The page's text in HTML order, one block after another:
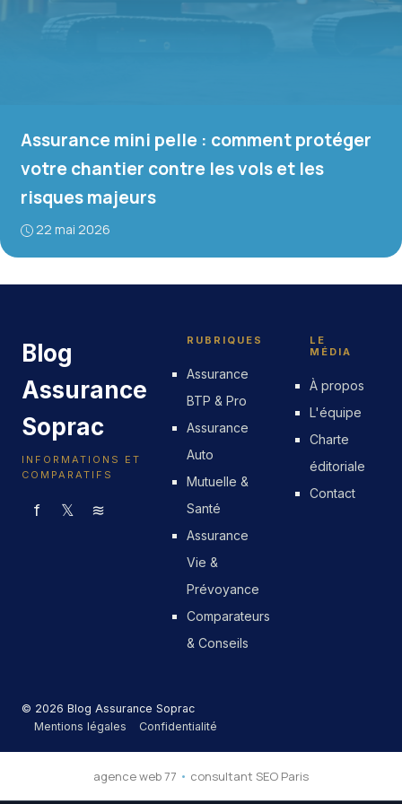
Assurance mini pelle : comment protéger
votre chantier contre les vols et les
risques majeurs
22 mai 2026
Blog
Assurance
Soprac
INFORMATIONS ET
COMPARATIFS
f 𝕏 ≋
RUBRIQUES
Assurance
BTP & Pro
Assurance
Auto
Mutuelle &
Santé
Assurance
Vie &
Prévoyance
Comparateurs
& Conseils
LE
MÉDIA
À propos
L'équipe
Charte
éditoriale
Contact
© 2026 Blog Assurance Soprac
Mentions légales
Confidentialité
agence web 77 • consultant SEO Paris